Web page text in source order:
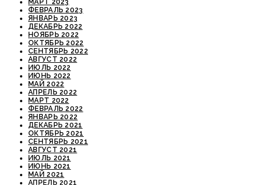
ФЕВРАЛЬ 2023
ЯНВАРЬ 2023
ДЕКАБРЬ 2022
НОЯБРЬ 2022
ОКТЯБРЬ 2022
СЕНТЯБРЬ 2022
АВГУСТ 2022
ИЮЛЬ 2022
ИЮНЬ 2022
МАЙ 2022
АПРЕЛЬ 2022
МАРТ 2022
ФЕВРАЛЬ 2022
ЯНВАРЬ 2022
ДЕКАБРЬ 2021
ОКТЯБРЬ 2021
СЕНТЯБРЬ 2021
АВГУСТ 2021
ИЮЛЬ 2021
ИЮНЬ 2021
МАЙ 2021
АПРЕЛЬ 2021